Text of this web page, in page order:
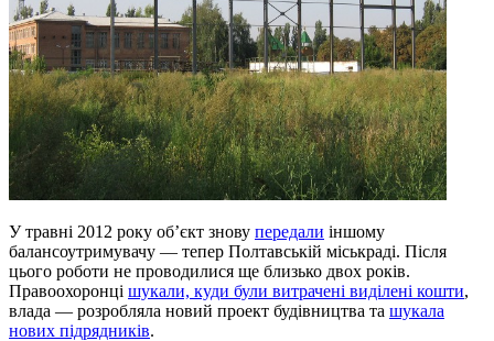
У травні 2012 року об’єкт знову передали іншому
балансоутримувачу — тепер Полтавській міськраді. Після
цього роботи не проводилися ще близько двох років.
Правоохоронці шукали, куди були витрачені виділені кошти,
влада — розробляла новий проект будівництва та шукала
нових підрядників.